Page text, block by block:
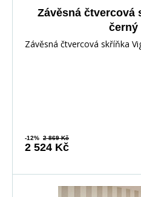
Závěsná čtvercová
černý
Závěsná čtvercová skříňka
-12% 2 869 Kč
2 524 Kč